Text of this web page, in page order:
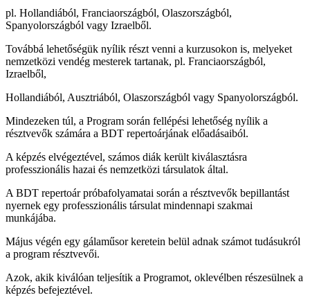
pl. Hollandiából, Franciaországból, Olaszországból,
Spanyolországból vagy Izraelből.
Továbbá lehetőségük nyílik részt venni a kurzusokon is, melyeket
nemzetközi vendég mesterek tartanak, pl. Franciaországból,
Izraelből,
Hollandiából, Ausztriából, Olaszországból vagy Spanyolországból.
Mindezeken túl, a Program során fellépési lehetőség nyílik a
résztvevők számára a BDT repertoárjának előadásaiból.
A képzés elvégeztével, számos diák került kiválasztásra
professzionális hazai és nemzetközi társulatok által.
A BDT repertoár próbafolyamatai során a résztvevők bepillantást
nyernek egy professzionális társulat mindennapi szakmai
munkájába.
Május végén egy gálaműsor keretein belül adnak számot tudásukról
a program résztvevői.
Azok, akik kiválóan teljesítik a Programot, oklevélben részesülnek a
képzés befejeztével.